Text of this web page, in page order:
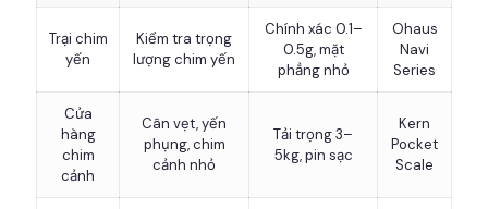
Trại chim
yến
Kiểm tra trọng
lượng chim yến
Chính xác 0.1–
0.5g, mặt
phẳng nhỏ
Ohaus
Navi
Series
Cửa
hàng
chim
cảnh
Cân vẹt, yến
phụng, chim
cảnh nhỏ
Tải trọng 3–
5kg, pin sạc
Kern
Pocket
Scale